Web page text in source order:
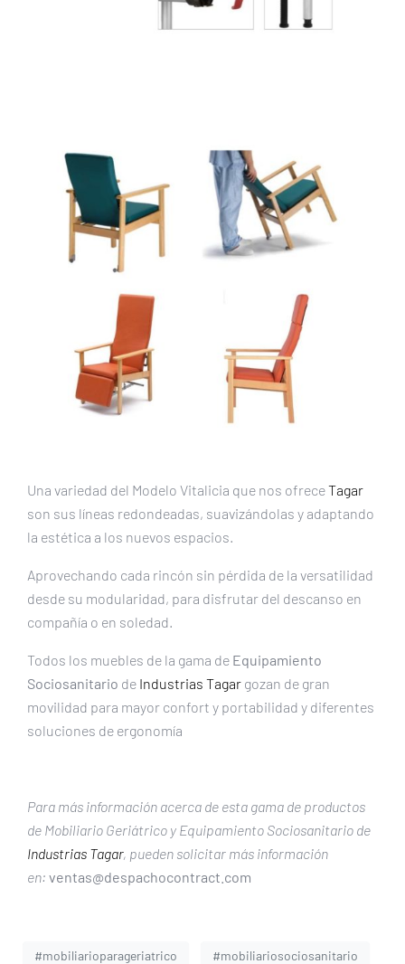
Una variedad del Modelo Vitalicia que nos ofreceTagar
son sus líneas redondeadas, suavizándolas y adaptando
la estética a los nuevos espacios.
Aprovechando cada rincón sin pérdida de la versatilidad
desde su modularidad, para disfrutar del descanso en
compañía o en soledad.
Todos los muebles de la gama de Equipamiento
Sociosanitario de Industrias Tagar gozan de gran
movilidad para mayor confort y portabilidad y diferentes
soluciones de ergonomía
Para más información acerca de esta gama de productos
de Mobiliario Geriátrico y Equipamiento Sociosanitario de
Industrias Tagar, pueden solicitar más información
en: ventas@despachocontract.com
#mobiliarioparageriatrico #mobiliariosociosanitario